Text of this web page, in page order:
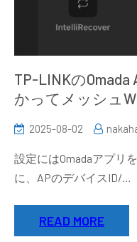
TP-LINKの
かってメッシュ
2025-08-02
設定にはOmadaアプリ
に、APのデバイスID/…
READ MORE